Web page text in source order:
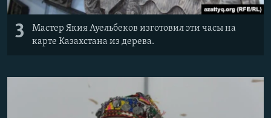
3
Мастер Якия Ауельбеков изготовил эти часы на
карте Казахстана из дерева.